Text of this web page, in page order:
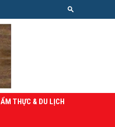
ẨM THỰC & DU LỊCH